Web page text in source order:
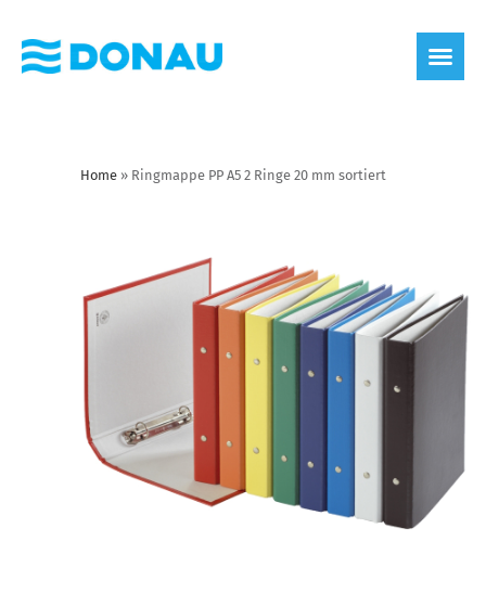
Home » Ringmappe PP A5 2 Ringe 20 mm sortiert